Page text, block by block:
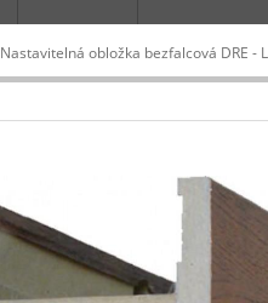
Nastavitelná obložka bezfalcová DRE -